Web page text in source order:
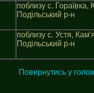
поблизу с. Гораївка,
Подільський р-н
поблизу с. Устя,
Подільський р-н
Повернутись у